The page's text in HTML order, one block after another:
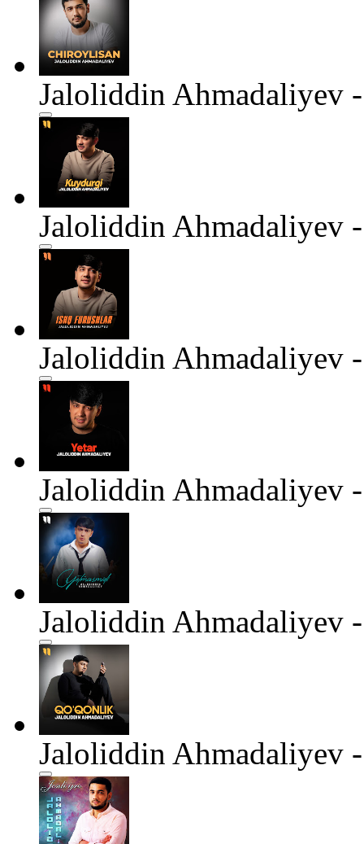
Jaloliddin Ahmadaliyev
Jaloliddin Ahmadaliyev
Jaloliddin Ahmadaliyev
Jaloliddin Ahmadaliyev
Jaloliddin Ahmadaliyev
Jaloliddin Ahmadaliyev